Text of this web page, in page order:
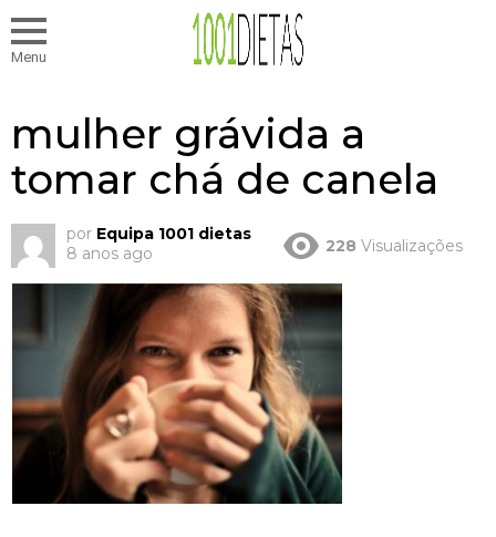
Menu
mulher grávida a
tomar chá de canela
por Equipa 1001 dietas
8 anos ago
228 Visualizações